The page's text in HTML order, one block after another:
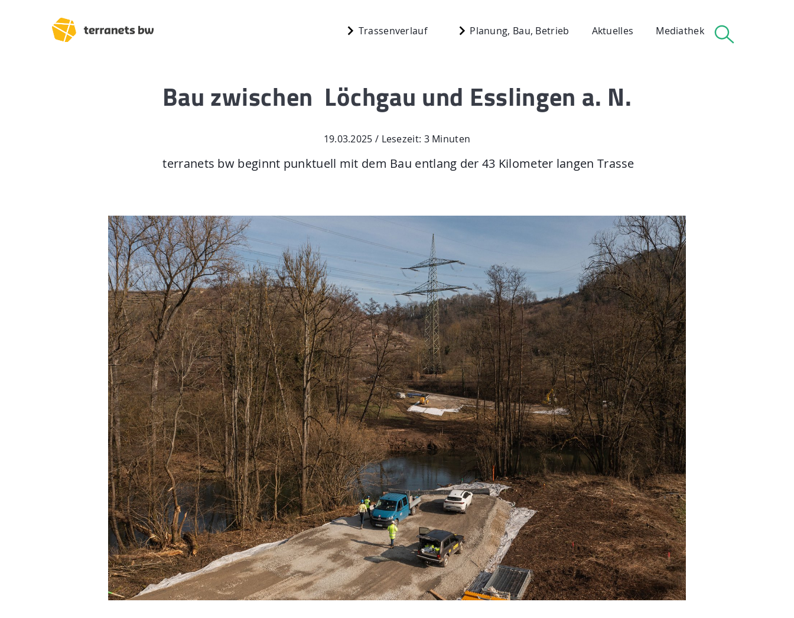
Trassenverlauf Planung, Bau, Betrieb Aktuelles Mediathek
Trassenverlauf SEL:
Heidelberg – Heilbronn
Heilbronn – Löchgau
Löchgau – Esslingen a. N.
Esslingen a. N. – Bissingen
Start
Planung, Bau, Betrieb
Aktuelles
Mediathek
Newsletter
Kontakt
Suche
Bau zwischen Löchgau und Esslingen a. N.
19.03.2025 / Lesezeit: 3 Minuten
terranets bw beginnt punktuell mit dem Bau entlang der 43 Kilometer langen Trasse